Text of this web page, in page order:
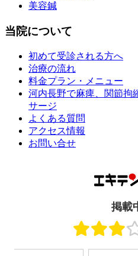
美容鍼
当院について
初めて受診される方へ
治療の流れ
料金プラン・メニュー
河内長野で麻痺、関節拘
サージ
よくある質問
アクセス情報
お問い合せ